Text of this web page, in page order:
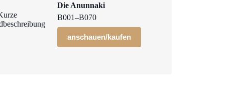
Die Anunnaki
B001–B070
anschauen/kaufen